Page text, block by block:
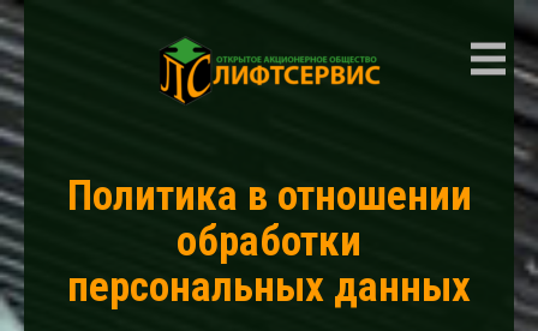
Политика в отношении
обработки
персональных данных